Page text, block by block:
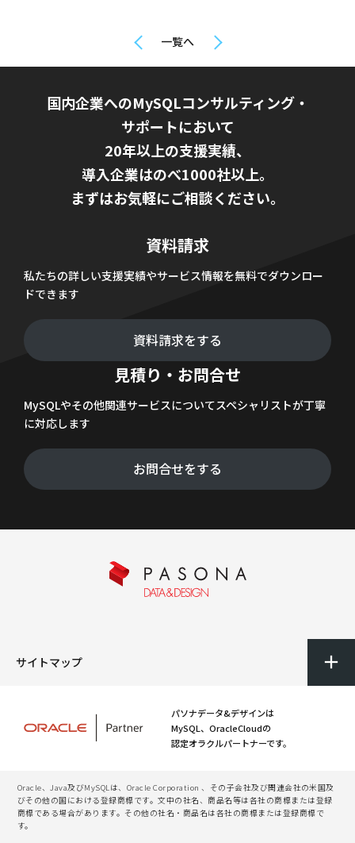
一覧へ
国内企業へのMySQLコンサルティング・
サポートにおいて
20年以上の支援実績、
導入企業はのべ1000社以上。
まずはお気軽にご相談ください。
資料請求
私たちの詳しい支援実績やサービス情報を無料でダウンロー
ドできます
資料請求をする
見積り・お問合せ
MySQLやその他関連サービスについてスペシャリストが丁寧
に対応します
お問合せをする
サイトマップ
パソナデータ&デザインは
MySQL、OracleCloudの
認定オラクルパートナーです。
Oracle、Java及びMySQLは、Oracle Corporation 、その子会社及び関連会社の米国及
びその他の国における登録商標です。文中の社名、商品名等は各社の商標または登録
商標である場合があります。その他の社名・商品名は各社の商標または登録商標で
す。